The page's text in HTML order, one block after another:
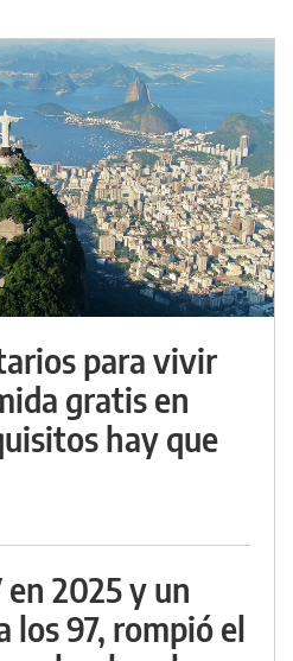
para vivir
gratis en
hay que
2025 y un
los 97, rompió el